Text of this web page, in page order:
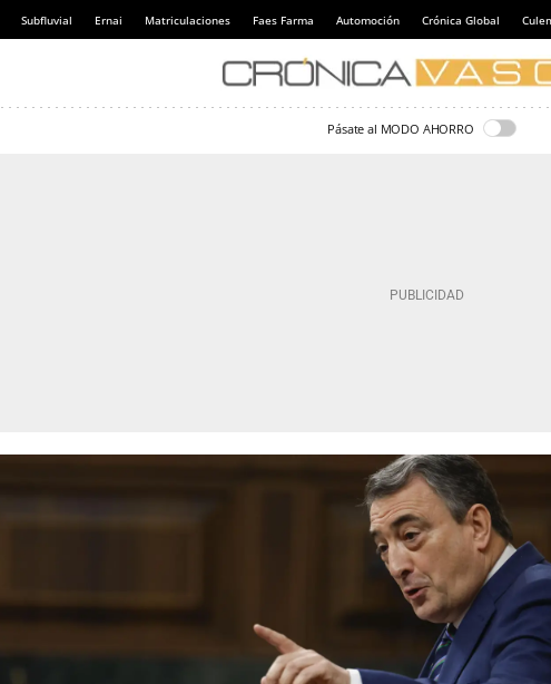
Subfluvial Ernai Matriculaciones Faes Farma Automoción Crónica Global
Pásate al MODO AHORRO